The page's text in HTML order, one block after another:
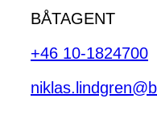
BÅTAGENT
+46 10-1824700